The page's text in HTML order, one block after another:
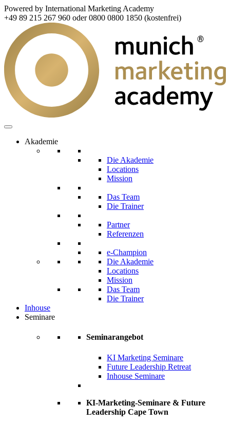
Powered by International Marketing Academy
+49 89 215 267 960 oder 0800 0800 1850 (kostenfrei)
Akademie
Die Akademie
Locations
Mission
Das Team
Die Trainer
Partner
Referenzen
e-Champion
Die Akademie
Locations
Mission
Das Team
Die Trainer
Inhouse
Seminare
Seminarangebot
KI Marketing Seminare
Future Leadership Retreat
Inhouse Seminare
KI-Marketing-Seminare & Future
Leadership Cape Town